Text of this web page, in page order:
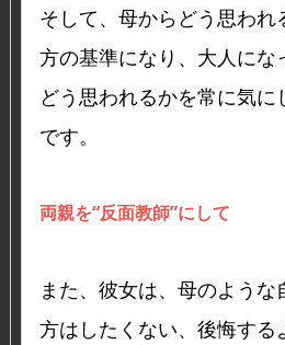
そして、母からどう思われ
方の基準になり、大人にな
どう思われるかを常に気
です。
両親を“反面教師”にして
また、彼女は、母のような
方はしたくない、後悔する